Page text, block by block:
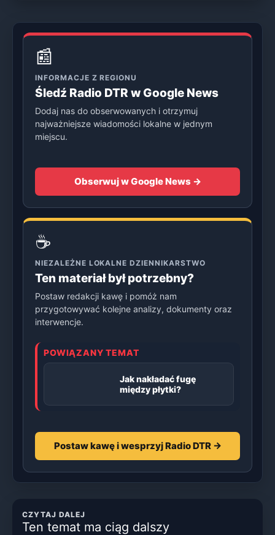
📰
INFORMACJE Z REGIONU
Śledź Radio DTR w Google News
Dodaj nas do obserwowanych i otrzymuj
najważniejsze wiadomości lokalne w jednym
miejscu.
Obserwuj w Google News →
☕
NIEZALEŻNE LOKALNE DZIENNIKARSTWO
Ten materiał był potrzebny?
Postaw redakcji kawę i pomóż nam
przygotowywać kolejne analizy, dokumenty oraz
interwencje.
POWIĄZANY TEMAT
Jak nakładać fugę
między płytki?
Postaw kawę i wesprzyj Radio DTR →
CZYTAJ DALEJ
Ten temat ma ciąg dalszy